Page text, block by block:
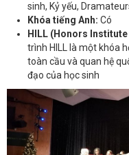
sinh, Kỷ yếu,
Khóa tiếng Anh: Có
HILL (Honors
trình HILL là một khóa
toàn cầu và quan hệ
đạo của học sinh